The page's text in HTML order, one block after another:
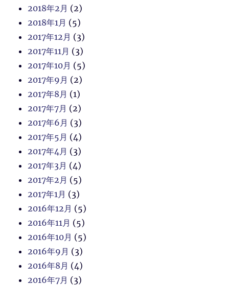
2018年2月 (2)
2018年1月 (5)
2017年12月 (3)
2017年11月 (3)
2017年10月 (5)
2017年9月 (2)
2017年8月 (1)
2017年7月 (2)
2017年6月 (3)
2017年5月 (4)
2017年4月 (3)
2017年3月 (4)
2017年2月 (5)
2017年1月 (3)
2016年12月 (5)
2016年11月 (5)
2016年10月 (5)
2016年9月 (3)
2016年8月 (4)
2016年7月 (3)